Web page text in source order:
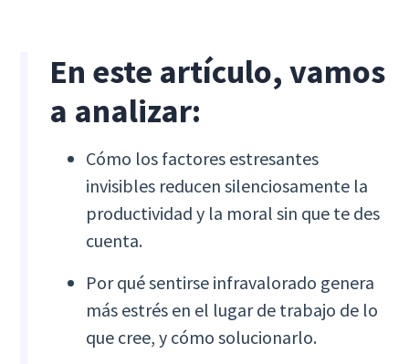
En este artículo, vamos
a analizar:
Cómo los factores estresantes
invisibles reducen silenciosamente la
productividad y la moral sin que te des
cuenta.
Por qué sentirse infravalorado genera
más estrés en el lugar de trabajo de lo
que cree, y cómo solucionarlo.